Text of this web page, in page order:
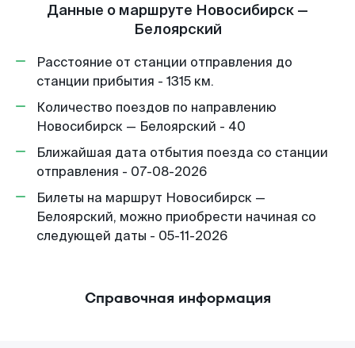
Данные о маршруте Новосибирск —
Белоярский
Расстояние от станции отправления до
станции прибытия - 1315 км.
Количество поездов по направлению
Новосибирск — Белоярский - 40
Ближайшая дата отбытия поезда со станции
отправления - 07-08-2026
Билеты на маршрут Новосибирск —
Белоярский, можно приобрести начиная со
следующей даты - 05-11-2026
Справочная информация